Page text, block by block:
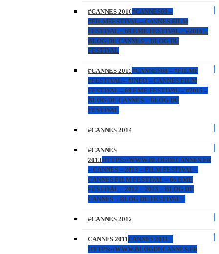
#CANNES 2016#CANNES69 –
#FILMFESTIVAL – CANNES FILM
FESTIVAL – 69 EME FESTIVAL – #2016 –
BLOG DE CANNES – BLOG DU
FESTIVAL
#CANNES 2015#CANNES68 – #FILMF
#FESTIVAL – #INFO – CANNES FILM
FESTIVAL – 68 EME FESTIVAL – #2015 –
BLOG DE CANNES – BLOG DU
FESTIVAL
#CANNES 2014
#CANNES
2013HTTPS://WWW.BLOGDECANNES.FR
– CANNES – 2013 – FILM FESTIVAL –
CANNES FILM FESTIVAL – 66 EME
FESTIVAL – 2012 – 2013 – BLOG DE
CANNES – BLOG DU FESTIVAL –
#CANNES 2012
CANNES 2011CANNES 2011 –
HTTPS://WWW.BLOGDECANNES.FR